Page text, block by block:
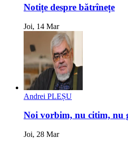
Notițe despre bătrînețe
Joi, 14 Mar
Andrei PLEȘU
Noi vorbim, nu citim, nu
Joi, 28 Mar